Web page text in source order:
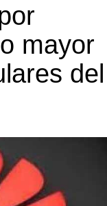
mayor
del